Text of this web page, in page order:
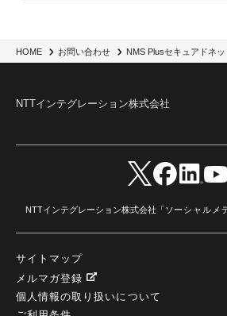
HOME お問い合わせ NMS Plusセキュアドネッ
NTTインテグレーション株式会社
NTTインテグレーション株式会社「ソーシャルメ
サイトマップ
メルマガ登録
個人情報の取り扱いについて